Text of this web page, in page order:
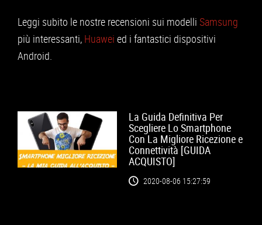
STREAMING E TV
OFFERTE E TARIFFE
Leggi subito le nostre recensioni sui modelli Samsung
più interessanti, Huawei ed i fantastici dispositivi
Android.
La Guida Definitiva Per
Scegliere Lo Smartphone
Con La Migliore Ricezione e
Connettività [GUIDA
ACQUISTO]
2020-08-06 15:27:59